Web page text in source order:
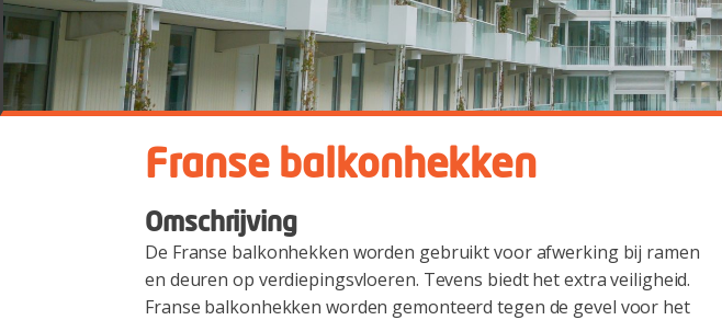
Franse balkonhekken
Omschrijving
De Franse balkonhekken worden gebruikt voor afwerking bij ramen
en deuren op verdiepingsvloeren. Tevens biedt het extra veiligheid.
Franse balkonhekken worden gemonteerd tegen de gevel voor het